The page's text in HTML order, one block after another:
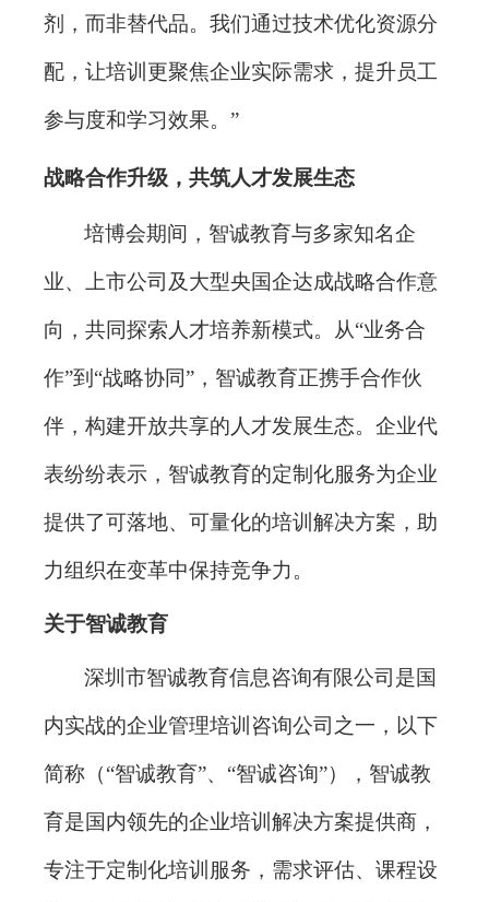
剂，而非替代品。我们通过技术优化资源分
配，让培训更聚焦企业实际需求，提升员工
参与度和学习效果。”
战略合作升级，共筑人才发展生态
培博会期间，智诚教育与多家知名企
业、上市公司及大型央国企达成战略合作意
向，共同探索人才培养新模式。从“业务合
作”到“战略协同”，智诚教育正携手合作伙
伴，构建开放共享的人才发展生态。企业代
表纷纷表示，智诚教育的定制化服务为企业
提供了可落地、可量化的培训解决方案，助
力组织在变革中保持竞争力。
关于智诚教育
深圳市智诚教育信息咨询有限公司是国
内实战的企业管理培训咨询公司之一，以下
简称（“智诚教育”、“智诚咨询”），智诚教
育是国内领先的企业培训解决方案提供商，
专注于定制化培训服务，需求评估、课程设